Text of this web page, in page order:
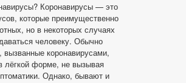
Коронавирусы — это
которые преимущественно
но в некоторых случаях
человеку. Обычно
вызванные коронавирусами,
лёгкой форме, не вызывая
Однако, бывают и